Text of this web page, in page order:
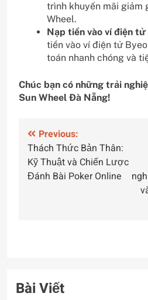
trình khuyến mãi giảm
Wheel.
Nạp tiền vào ví điện tử
tiền vào ví điện tử
toán nhanh chóng và
Chúc bạn có những trải
Sun Wheel Đà Nẵng!
Điều
hướng
bài
Previous:
Thách Thức Bản Thân:
Kỹ Thuật và Chiến Lược
Đánh Bài Poker Online
Bài Viết